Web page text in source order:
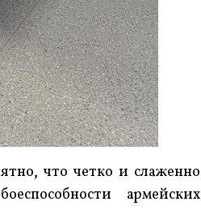
что четко и слаженно
армейских